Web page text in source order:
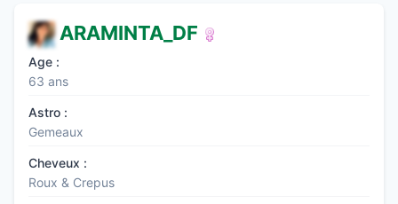
ARAMINTA_DF
Age :
63 ans
Astro :
Gemeaux
Cheveux :
Roux & Crepus